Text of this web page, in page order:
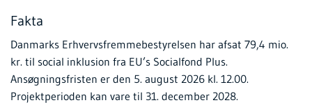
Fakta
Danmarks Erhvervsfremmebestyrelsen har afsat 79,4 mio.
kr. til social inklusion fra EU’s Socialfond Plus.
Ansøgningsfristen er den 5. august 2026 kl. 12.00.
Projektperioden kan vare til 31. december 2028.